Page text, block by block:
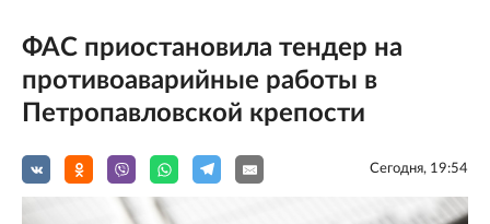
ФАС приостановила тендер на
противоаварийные работы в
Петропавловской крепости
Сегодня, 19:54